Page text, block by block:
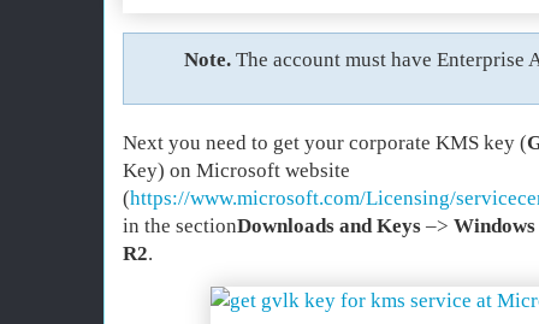
Note. The account must have Enterprise
Next you need to get your corporate KMS key (
Key) on Microsoft website
(https://www.microsoft.com/Licensing/
in the sectionDownloads and Keys –>
R2.